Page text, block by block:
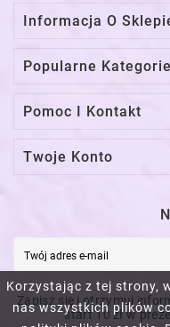
Korzystając z tej strony,
nas wszystkich plików
Informacja O
Popularne Kategorie
Pomoc I Kontakt
Twoje Konto
Zapisz się i otrzymuj
start 10 zł w